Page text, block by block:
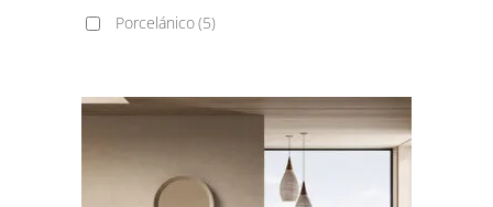
Porcelánico(5)